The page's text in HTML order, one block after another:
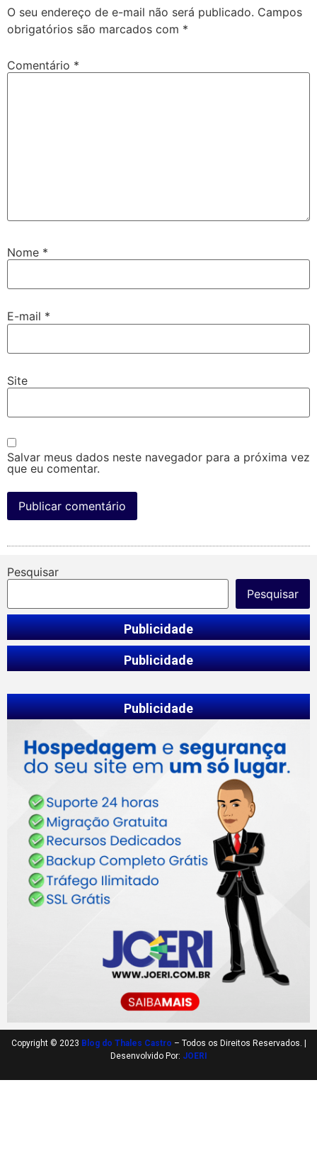
O seu endereço de e-mail não será publicado. Campos
obrigatórios são marcados com *
Comentário *
Nome *
E-mail *
Site
Salvar meus dados neste navegador para a próxima vez
que eu comentar.
Pesquisar
Pesquisar
Publicidade
Publicidade
Publicidade
Copyright © 2023 Blog do Thales Castro – Todos os Direitos Reservados. |
Desenvolvido Por: JOERI